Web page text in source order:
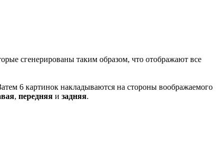
сгенерированы таким образом, что отображают все
6 картинок накладываются на стороны воображаемого
, передняя и задняя.